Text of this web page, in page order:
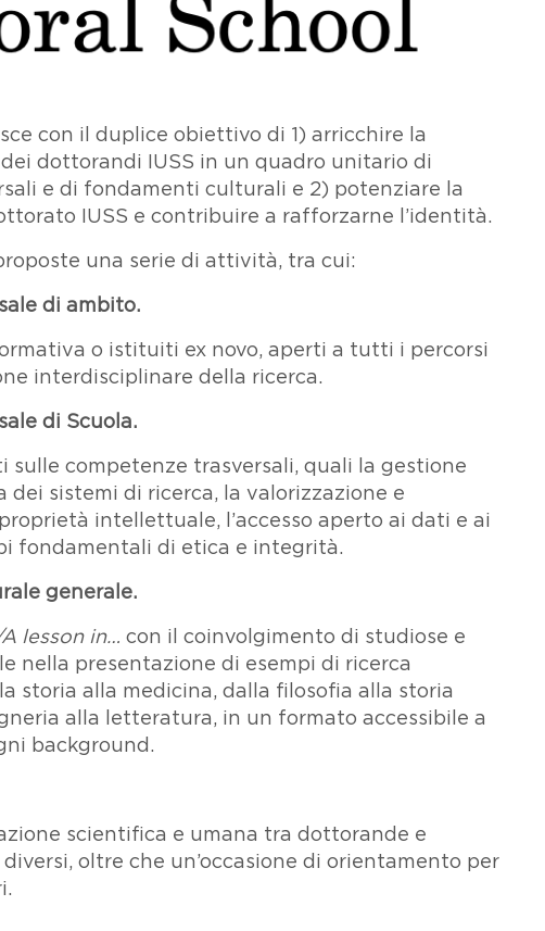
con il duplice obiettivo di 1) arricchire la
dottorandi IUSS in un quadro unitario di
e di fondamenti culturali e 2) potenziare la
IUSS e contribuire a rafforzarne l’identità.
una serie di attività, tra cui:
di ambito.
o istituiti ex novo, aperti a tutti i percorsi
interdisciplinare della ricerca.
di Scuola.
sulle competenze trasversali, quali la gestione
dei sistemi di ricerca, la valorizzazione e
intellettuale, l’accesso aperto ai dati e ai
fondamentali di etica e integrità.
generale.
lesson in… con il coinvolgimento di studiose e
nella presentazione di esempi di ricerca
storia alla medicina, dalla filosofia alla storia
alla letteratura, in un formato accessibile a
background.
scientifica e umana tra dottorande e
oltre che un’occasione di orientamento per